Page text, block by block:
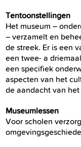
Tentoonstellingen
Het museum –
– verzamelt en
de streek. Er is een
een twee- a
een specifiek
aspecten van het
de aandacht van
Museumlessen
Voor scholen